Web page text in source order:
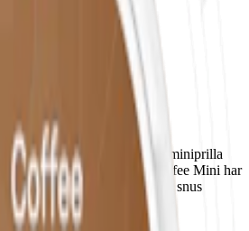
Mini
av kaffe. Detta snus med miniprilla
tobak. OBS! Al Capone Coffee Mini har
du läsa mer om Al Capone snus